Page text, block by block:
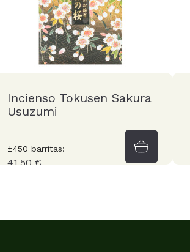
Incienso Tokusen Sakura
Usuzumi
±450 barritas:
41,50 €